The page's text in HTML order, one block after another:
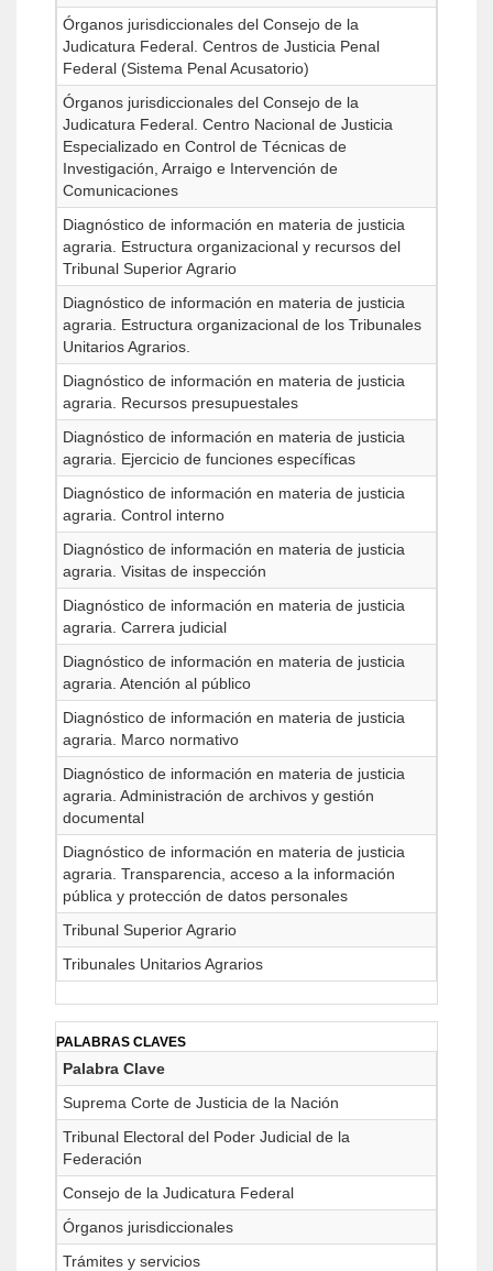
Órganos jurisdiccionales del Consejo de la
Judicatura Federal. Centros de Justicia Penal
Federal (Sistema Penal Acusatorio)
Órganos jurisdiccionales del Consejo de la
Judicatura Federal. Centro Nacional de Justicia
Especializado en Control de Técnicas de
Investigación, Arraigo e Intervención de
Comunicaciones
Diagnóstico de información en materia de justicia
agraria. Estructura organizacional y recursos del
Tribunal Superior Agrario
Diagnóstico de información en materia de justicia
agraria. Estructura organizacional de los Tribunales
Unitarios Agrarios.
Diagnóstico de información en materia de justicia
agraria. Recursos presupuestales
Diagnóstico de información en materia de justicia
agraria. Ejercicio de funciones específicas
Diagnóstico de información en materia de justicia
agraria. Control interno
Diagnóstico de información en materia de justicia
agraria. Visitas de inspección
Diagnóstico de información en materia de justicia
agraria. Carrera judicial
Diagnóstico de información en materia de justicia
agraria. Atención al público
Diagnóstico de información en materia de justicia
agraria. Marco normativo
Diagnóstico de información en materia de justicia
agraria. Administración de archivos y gestión
documental
Diagnóstico de información en materia de justicia
agraria. Transparencia, acceso a la información
pública y protección de datos personales
Tribunal Superior Agrario
Tribunales Unitarios Agrarios
PALABRAS CLAVES
Palabra Clave
Suprema Corte de Justicia de la Nación
Tribunal Electoral del Poder Judicial de la
Federación
Consejo de la Judicatura Federal
Órganos jurisdiccionales
Trámites y servicios